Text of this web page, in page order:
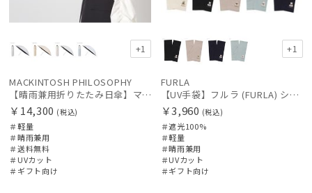
+1
MACKINTOSH PHILOSOPHY
【晴雨兼用折りたたみ日傘】マッキントッシュ フィロソフィー (MACKINTOSH PHILOSOPHY) ボーダー
￥14,300 (税込)
＃軽量
＃晴雨兼用
＃送料無料
＃UVカット
＃ギフト向け
+1
FURLA
【UV手袋】フルラ (FURLA) ショート ＵＶ手袋 ハートベア 指無し
￥3,960 (税込)
＃遮光100%
＃軽量
＃晴雨兼用
＃UVカット
＃ギフト向け